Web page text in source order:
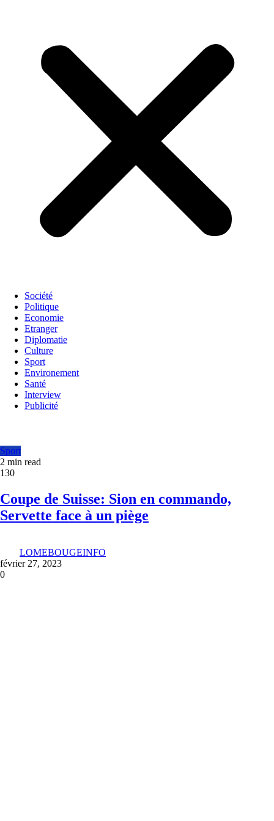
Société
Politique
Economie
Etranger
Diplomatie
Culture
Sport
Environement
Santé
Interview
Publicité
Sport
2 min read
130
Coupe de Suisse: Sion en commando,
Servette face à un piège
LOMEBOUGEINFO
février 27, 2023
0